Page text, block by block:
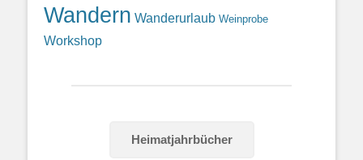
Wandern Wanderurlaub Weinprobe
Workshop
Heimatjahrbücher